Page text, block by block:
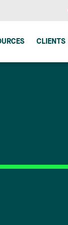
CLIENTS